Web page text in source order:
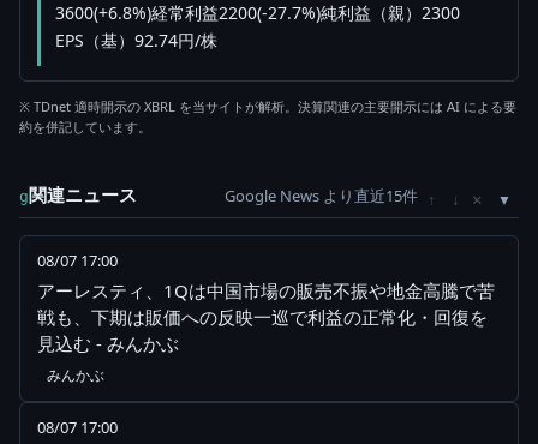
3600(+6.8%)経常利益2200(-27.7%)純利益（親）2300
EPS（基）92.74円/株
※ TDnet 適時開示の XBRL を当サイトが解析。決算関連の主要開示には AI による要
約を併記しています。
g関連ニュース Google News より直近15件 ↑ ↓ ×
08/07 17:00
アーレスティ、1Qは中国市場の販売不振や地金高騰で苦
戦も、下期は販価への反映一巡で利益の正常化・回復を
見込む - みんかぶ
みんかぶ
08/07 17:00